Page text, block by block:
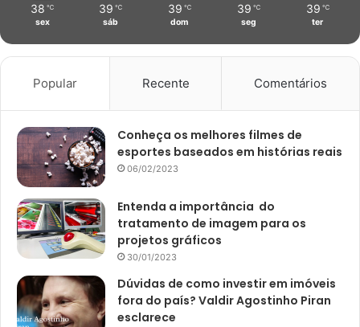
38 ℃
sex
39 ℃
sáb
39 ℃
dom
39 ℃
seg
39 ℃
ter
Popular Recente Comentários
Conheça os melhores filmes de
esportes baseados em histórias reais
06/02/2023
Entenda a importância do
tratamento de imagem para os
projetos gráficos
30/01/2023
Dúvidas de como investir em imóveis
fora do país? Valdir Agostinho Piran
esclarece